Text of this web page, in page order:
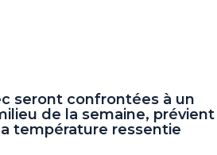
seront confrontées à un
de la semaine, prévient
température ressentie